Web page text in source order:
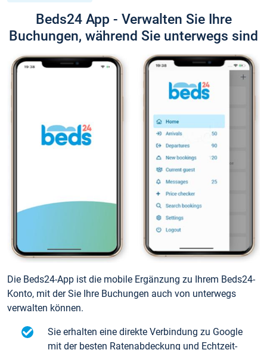
Beds24 App - Verwalten Sie Ihre
Buchungen, während Sie unterwegs sind
Die Beds24-App ist die mobile Ergänzung zu Ihrem Beds24-
Konto, mit der Sie Ihre Buchungen auch von unterwegs
verwalten können.
Sie erhalten eine direkte Verbindung zu Google
mit der besten Ratenabdeckung und Echtzeit-